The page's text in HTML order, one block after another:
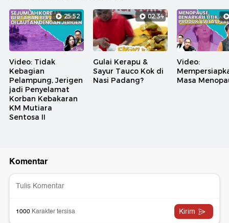
25:52
Video: Tidak
Kebagian
Pelampung, Jerigen
jadi Penyelamat
Korban Kebakaran
KM Mutiara
Sentosa II
02:34
Gulai Kerapu &
Sayur Tauco Kok di
Nasi Padang?
Video:
Masa